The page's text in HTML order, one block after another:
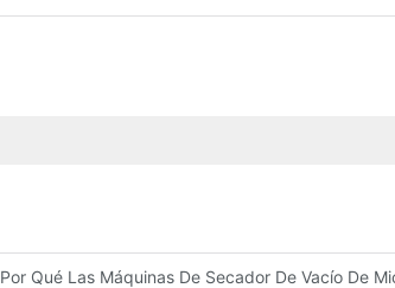
Por Qué Las Máquinas De Secador De Vacío De